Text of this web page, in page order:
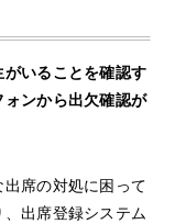
いることを確認す
ンから出欠確認が
席の対処に困って
出席登録システム